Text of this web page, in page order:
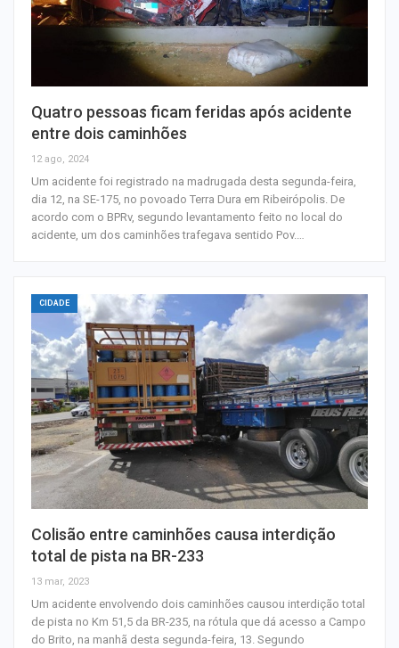
Quatro pessoas ficam feridas após acidente
entre dois caminhões
12 ago, 2024
Um acidente foi registrado na madrugada desta segunda-feira,
dia 12, na SE-175, no povoado Terra Dura em Ribeirópolis. De
acordo com o BPRv, segundo levantamento feito no local do
acidente, um dos caminhões trafegava sentido Pov.…
CIDADE
Colisão entre caminhões causa interdição
total de pista na BR-233
13 mar, 2023
Um acidente envolvendo dois caminhões causou interdição total
de pista no Km 51,5 da BR-235, na rótula que dá acesso a Campo
do Brito, na manhã desta segunda-feira, 13. Segundo